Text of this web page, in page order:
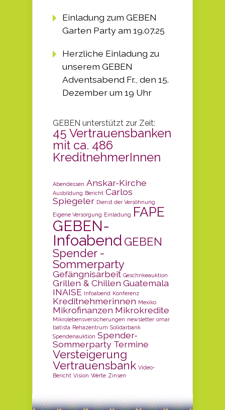
Einladung zum GEBEN
Garten Party am 19.07.25
Herzliche Einladung zu
unserem GEBEN
Adventsabend Fr., den 15.
Dezember um 19 Uhr
GEBEN unterstützt zur Zeit:
45 Vertrauensbanken
mit ca. 486
KreditnehmerInnen
Abendessen Anskar-Kirche
Ausbildung Bericht Carlos
Spiegeler Dienst der Versöhnung
Eigene Versorgung Einladung FAPE
GEBEN-
Infoabend GEBEN
Spender -
Sommerparty
Gefängnisarbeit Geschnkeauktion
Grillen & Chillen Guatemala
INAISE Infoabend Konferenz
Kreditnehmerinnen Mexiko
Mikrofinanzen Mikrokredite
Mikrolebensversicherungen newsletter omar
batista Rehazentrum Solidarbank
Spendenauktion Spender-
Sommerparty Termine
Versteigerung
Vertrauensbank Video-
Bericht Vision Werte Zinsen